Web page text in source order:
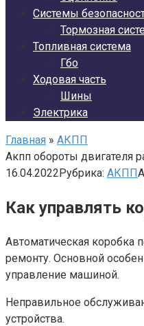
Системы
Тормозная
Топливная система
Гбо
Ходовая часть
Шины
Электрика
Главная » АКПП
Акпп обороты двигателя
16.04.2022Рубрика: АКПП
Как управлять
Автоматическая
ремонту. Основной
управление машиной.
Неправильное
устройства.